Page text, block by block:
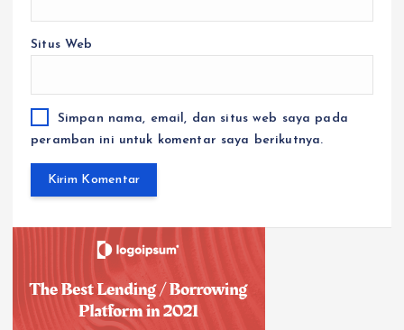
Situs Web
Simpan nama, email, dan situs web saya pada
peramban ini untuk komentar saya berikutnya.